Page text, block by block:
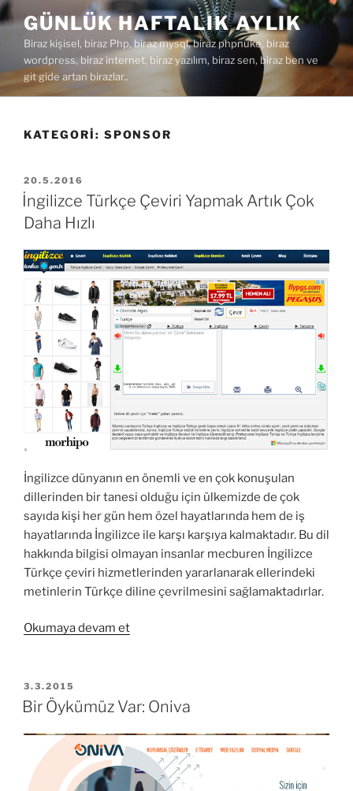
İçeriğe
geç
GÜNLÜK HAFTALIK AYLIK
Biraz kişisel, biraz Php, biraz mysql, biraz phpnuke, biraz
wordpress, biraz internet, biraz yazılım, biraz sen, biraz ben ve
git gide artan birazlar..
KATEGORI: SPONSOR
YAYIM
TARIHI
20.5.2016
İngilizce Türkçe Çeviri Yapmak Artık Çok
Daha Hızlı
İngilizce dünyanın en önemli ve en çok konuşulan
dillerinden bir tanesi olduğu için ülkemizde de çok
sayıda kişi her gün hem özel hayatlarında hem de iş
hayatlarında İngilizce ile karşı karşıya kalmaktadır. Bu dil
hakkında bilgisi olmayan insanlar mecburen İngilizce
Türkçe çeviri hizmetlerinden yararlanarak ellerindeki
metinlerin Türkçe diline çevrilmesini sağlamaktadırlar.
Okumaya devam et“İngilizce
Artık
Hızlı”
YAYIM
TARIHI
3.3.2015
Bir Öykümüz Var: Oniva